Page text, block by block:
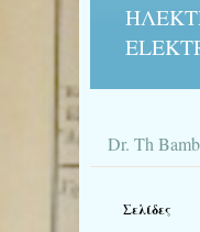
Dr. Th
Σελίδες